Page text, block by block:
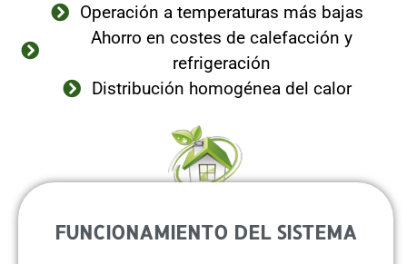
Operación a temperaturas más bajas
Ahorro en costes de calefacción y
refrigeración
Distribución homogénea del calor
FUNCIONAMIENTO DEL SISTEMA